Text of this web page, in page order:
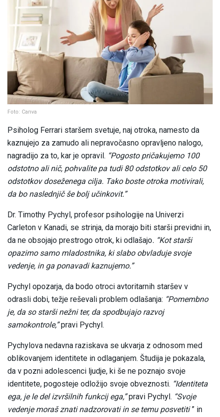
Foto: Canva
Psiholog Ferrari staršem svetuje, naj otroka, namesto da
kaznujejo za zamudo ali nepravočasno opravljeno nalogo,
nagradijo za to, kar je opravil. “Pogosto pričakujemo 100
odstotno ali nič, pohvalite pa tudi 80 odstotkov ali celo 50
odstotkov doseženega cilja. Tako boste otroka motivirali,
da bo naslednjič še bolj učinkovit.”
Dr. Timothy Pychyl, profesor psihologije na Univerzi
Carleton v Kanadi, se strinja, da morajo biti starši previdni in,
da ne obsojajo prestrogo otrok, ki odlašajo. “Kot starši
opazimo samo mladostnika, ki slabo obvladuje svoje
vedenje, in ga ponavadi kaznujemo.”
Pychyl opozarja, da bodo otroci avtoritarnih staršev v
odrasli dobi, težje reševali problem odlašanja: “Pomembno
je, da so starši nežni ter, da spodbujajo razvoj
samokontrole,”pravi Pychyl.
Pychylova nedavna raziskava se ukvarja z odnosom med
oblikovanjem identitete in odlaganjem. Študija je pokazala,
da v pozni adolescenci ljudje, ki še ne poznajo svoje
identitete, pogosteje odložijo svoje obveznosti. “Identiteta
ega, je le del izvršilnih funkcij ega,”pravi Pychyl. “Svoje
vedenje moraš znati nadzorovati in se temu posvetiti” in